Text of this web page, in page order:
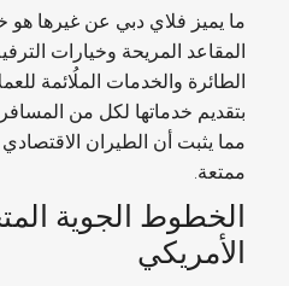
ما يميزفلاي دبي عن غيرها هو
المقاعد المريحة وخيارات
الطائرة والخدمات الملُائمة
بتقديم خدماتها لكل من
مما يثبت أن الطيران
ممتعة.
الخطوط الجوية
الأمريكي